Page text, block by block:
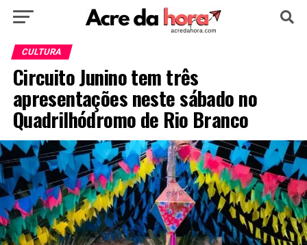
HOME
EDUCAÇÃO NOTÍCIA MUNDO
CULTURA
Circuito Junino tem três
apresentações neste sábado no
Quadrilhódromo de Rio Branco